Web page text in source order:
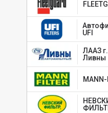
UFI
ЛААЗ г.
Ливны
MANN-
Амортизатор под
863 Р